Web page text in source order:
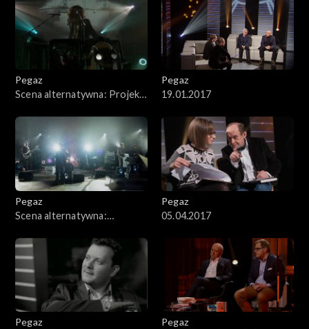
Pegaz
Scena alternatywna: Projekt
Pegaz
19.01.2017
Pegaz
Scena alternatywna:
Pegaz
05.04.2017
Pegaz
Pegaz